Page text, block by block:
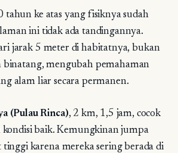
tahun ke atas yang fisiknya sudah
ini tidak ada tandingannya.
jarak 5 meter di habitatnya, bukan
binatang, mengubah pemahaman
alam liar secara permanen.
(Pulau Rinca), 2 km, 1,5 jam, cocok
kondisi baik. Kemungkinan jumpa
tinggi karena mereka sering berada di